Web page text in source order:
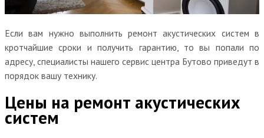
Если вам нужно выполнить ремонт акустических систем в
кротчайшие сроки и получить гарантию, то вы попали по
адресу, специалисты нашего сервис центра Бутово приведут в
порядок вашу технику.
Цены на ремонт акустических
систем